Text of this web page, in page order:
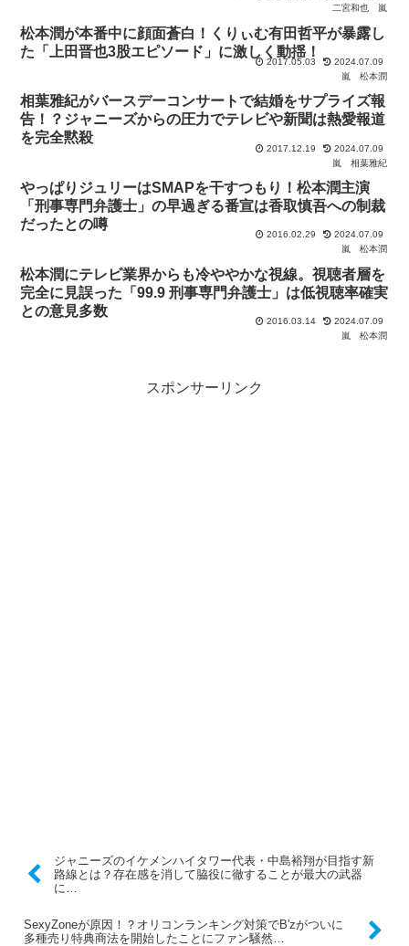
二宮和也
嵐
松本潤が本番中に顔面蒼白！くりぃむ有田哲平が暴露し
た「上田晋也3股エピソード」に激しく動揺！
2017.05.03
2024.07.09
嵐
松本潤
相葉雅紀がバースデーコンサートで結婚をサプライズ報
告！？ジャニーズからの圧力でテレビや新聞は熱愛報道
を完全黙殺
2017.12.19
2024.07.09
嵐
相葉雅紀
やっぱりジュリーはSMAPを干すつもり！松本潤主演
「刑事専門弁護士」の早過ぎる番宣は香取慎吾への制裁
だったとの噂
2016.02.29
2024.07.09
嵐
松本潤
松本潤にテレビ業界からも冷ややかな視線。視聴者層を
完全に見誤った「99.9 刑事専門弁護士」は低視聴率確実
との意見多数
2016.03.14
2024.07.09
嵐
松本潤
スポンサーリンク
ジャニーズのイケメンハイタワー代表・中島裕翔が目指す新
路線とは？存在感を消して脇役に徹することが最大の武器
に…
SexyZoneが原因！？オリコンランキング対策でB'zがついに
多種売り特典商法を開始したことにファン騒然…